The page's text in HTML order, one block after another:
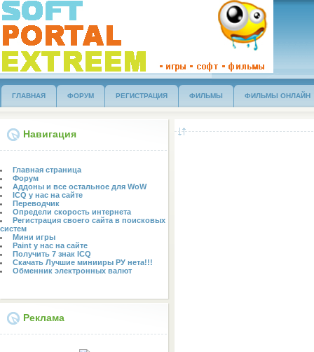
ГЛАВНАЯ ФОРУМ РЕГИСТРАЦИЯ ФИЛЬМЫ ФИЛЬМЫ ОНЛАЙН
ГОСТЕВАЯ БЛОГ
Навигация
Главная страница
Форум
Аддоны и все остальное для WoW
ICQ у нас на сайте
Переводчик
Определи скорость интернета
Регистрация своего сайта в поисковых
систем
Мини игры
Paint у нас на сайте
Получить 7 знак ICQ
Скачать Лучшие минииры РУ нета!!!
Обменник электронных валют
Реклама